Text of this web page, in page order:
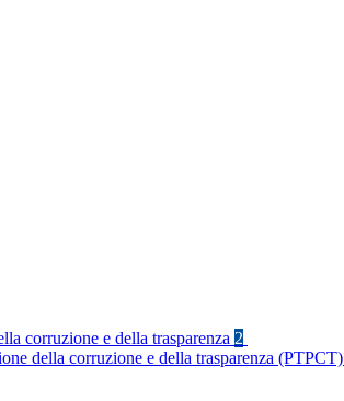
corruzione e della trasparenza 2
della corruzione e della trasparenza (PTPCT)